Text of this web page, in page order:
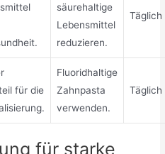
säurehaltige
Lebensmittel
reduzieren.
Täglich
für die
Fluoridhaltige
Zahnpasta
verwenden.
Täglich
für starke